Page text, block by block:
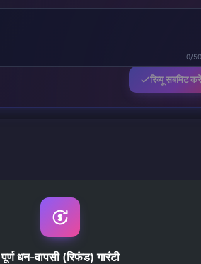
0/
रिव्यू सबमिट करें
पूर्ण धन-वापसी (रिफंड) गारंटी